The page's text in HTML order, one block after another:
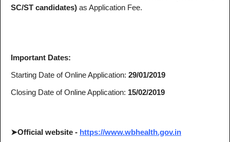
SC/ST candidates) as Application Fee.
Important Dates:
Starting Date of Online Application: 29/01/2019
Closing Date of Online Application: 15/02/2019
➤Official website - https://www.wbhealth.gov.in